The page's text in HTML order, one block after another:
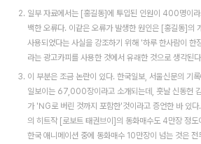
일부 자료에서는 [홍길동]에 투입된 인원이 400명이
백한 오류다. 이같은 오류가 발생한 원인은 [홍길동]의
사용되었다는 사실을 강조하기 위해 '하루 한사람이
라는 광고카피를 사용한 것에서 유래한 것으로 생각된
이 부분은 조금 논란이 있다. 한국일보, 서울신문의 기
일보이는 67,000장이라고 소개되는데, 훗날 신동헌
가 'NG로 버린 것까지 포함한'것이라고 증언한 바 있
의 히트작 [로보트 태권브이]의 동화매수도 4만장 정
한국 애니메이션 중에 동화매수 10만장이 넘는 것은 전